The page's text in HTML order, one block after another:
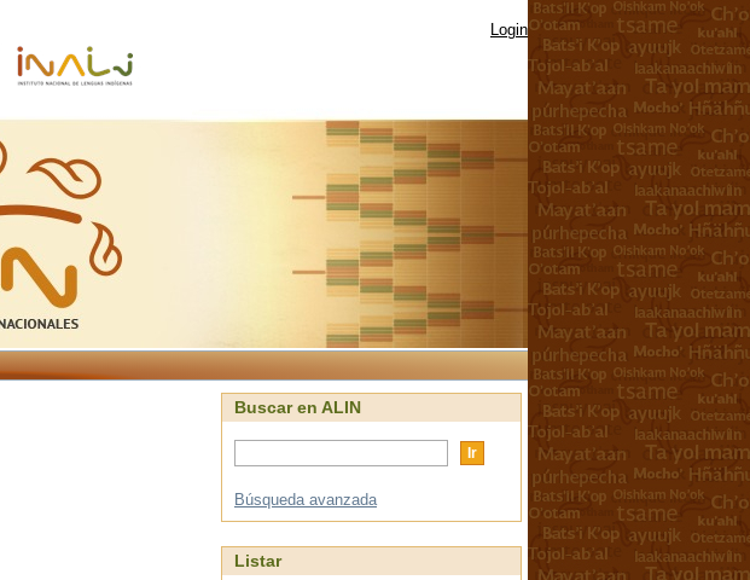
Login
Buscar en ALIN
Búsqueda avanzada
Listar